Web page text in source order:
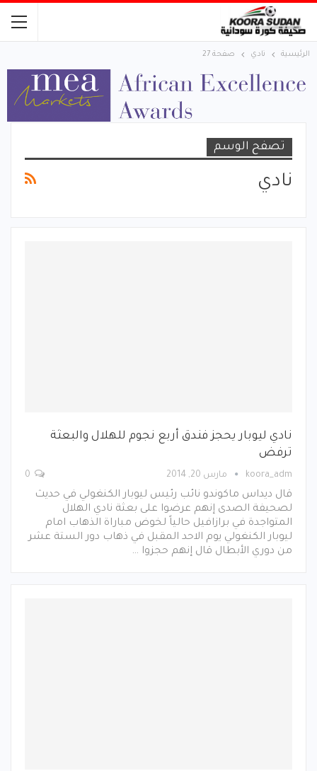
الرئيسية نادي صفحة 27
تصفح الوسم
نادي
نادي ليوبار يحجز فندق أربع نجوم للهلال والبعثة
ترفض
koora_adm مارس 20, 2014
قال ديداس ماكوندو نائب رئيس ليوبار الكنغولي في حديث
لصحيفة الصدى إنهم عرضوا على بعثة نادي الهلال
المتواجدة في برازافيل حالياً لخوض مباراة الذهاب امام
ليوبار الكنغولي يوم الاحد المقبل في ذهاب دور الستة عشر
من دوري الأبطال قال إنهم حجزوا …